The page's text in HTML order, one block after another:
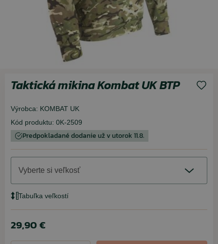
Taktická mikina Kombat UK BTP
Výrobca: KOMBAT UK
Kód produktu: 0K-2509
Predpokladané dodanie už v utorok 11.8.
Vyberte si veľkosť
Tabuľka veľkostí
29,90 €